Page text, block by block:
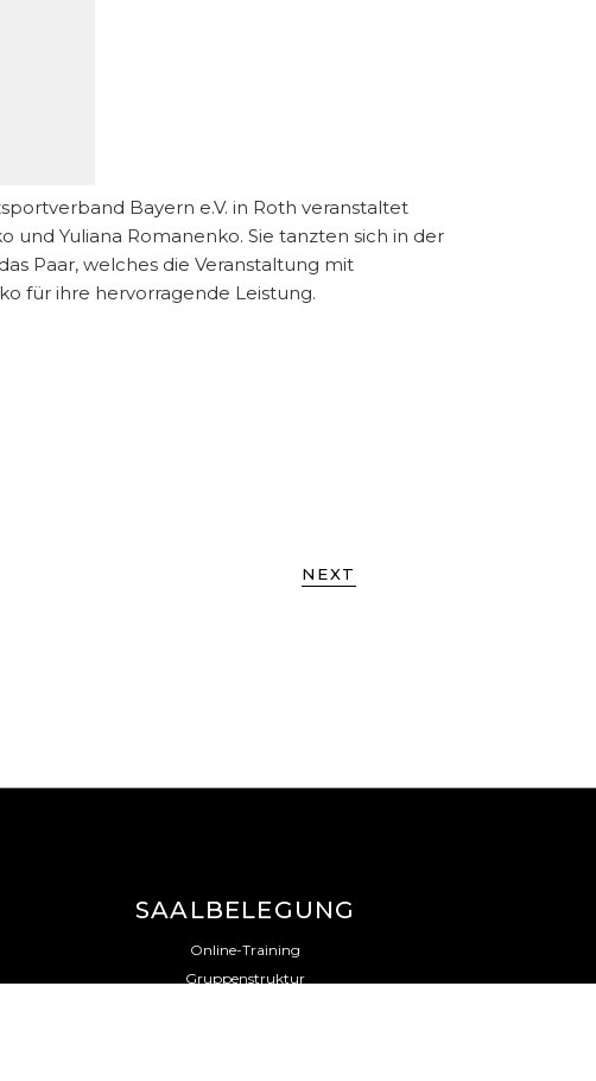
Bayern e.V. in Roth veranstaltet
und Yuliana Romanenko. Sie tanzten sich in der
Paar, welches die Veranstaltung mit
für ihre hervorragende Leistung.
NEXT
SAALBELEGUNG
Online-Training
Gruppenstruktur